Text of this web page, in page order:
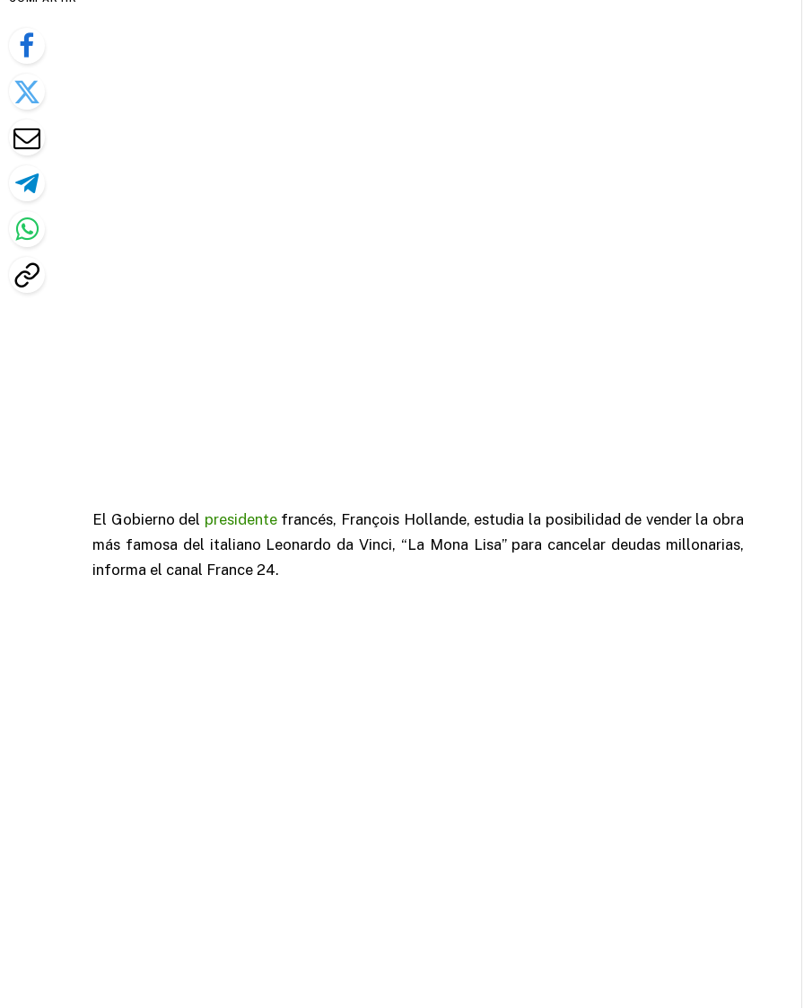
El Gobierno del presidentefrancés, François Hollande, estudia la posibilidad de vender la obra
más famosa del italiano Leonardo da Vinci, “La Mona Lisa” para cancelar deudas millonarias,
informa el canal France 24.